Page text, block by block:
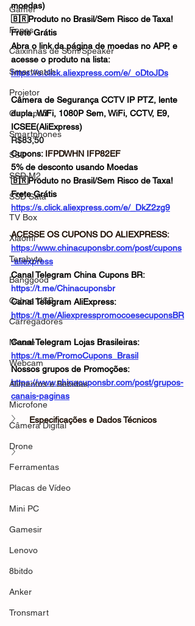
Gamer
Fones
Caixinhas de Som/Speaker
Smartwatch
Projetor
Gamepad
Smartphones
SSD
SSD M2
SSD Sata
TV Box
Xiaomi
Terabyte
Banggood
Cabos USB
Carregadores
Mouse
Webcam
Alimentos e Bebidas
Microfone
Câmera Digital
Drone
Ferramentas
Placas de Vídeo
Mini PC
Gamesir
Lenovo
8bitdo
Anker
Tronsmart
moedas)
🇧🇷Produto no Brasil/Sem Risco de Taxa!
Frete Grátis
Abra o link da página de moedas no APP, e
acesse o produto na lista:
https://s.click.aliexpress.com/e/_oDtoJDs
Câmera de Segurança CCTV IP PTZ, lente
dupla, WiFi, 1080P Sem, WiFi, CCTV, E9,
ICSEE(AliExpress)
R$83,50
Cupons: IFPDWHN IFP82EF
5% de desconto usando Moedas
🇧🇷Produto no Brasil/Sem Risco de Taxa!
Frete Grátis
https://s.click.aliexpress.com/e/_DkZ2zg9
ACESSE OS CUPONS DO ALIEXPRESS:
https://www.chinacuponsbr.com/post/cupons
-aliexpress
Canal Telegram China Cupons BR:
https://t.me/Chinacuponsbr
Canal Telegram AliExpress:
https://t.me/AliexpresspromocoesecuponsBR
Canal Telegram Lojas Brasileiras:
https://t.me/PromoCupons_Brasil
Nossos grupos de Promoções:
https://www.chinacuponsbr.com/post/grupos-
canais-paginas
Especificações e Dados Técnicos